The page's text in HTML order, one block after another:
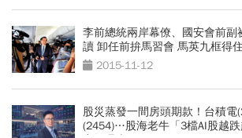
李前總統兩岸幕僚、國安會前副
讀 卸任前拚馬習會 馬英九框得
2015-11-12
股災蒸發一間房頭期款！台積電
(2454)…股海老牛「3檔AI股越